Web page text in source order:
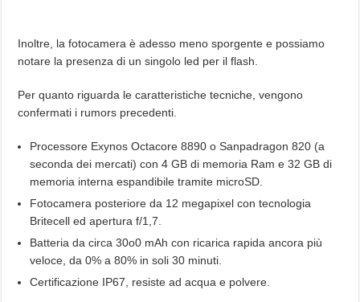
Inoltre, la fotocamera è adesso meno sporgente e possiamo
notare la presenza di un singolo led per il flash.
Per quanto riguarda le caratteristiche tecniche, vengono
confermati i rumors precedenti.
Processore Exynos Octacore 8890 o Sanpadragon 820 (a
seconda dei mercati) con 4 GB di memoria Ram e 32 GB di
memoria interna espandibile tramite microSD.
Fotocamera posteriore da 12 megapixel con tecnologia
Britecell ed apertura f/1,7.
Batteria da circa 30o0 mAh con ricarica rapida ancora più
veloce, da 0% a 80% in soli 30 minuti.
Certificazione IP67, resiste ad acqua e polvere.